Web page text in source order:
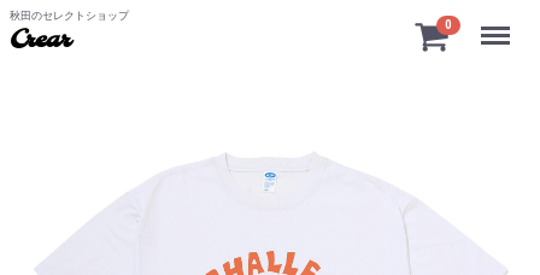
秋田のセレクトショップ
Crear
0 Menu